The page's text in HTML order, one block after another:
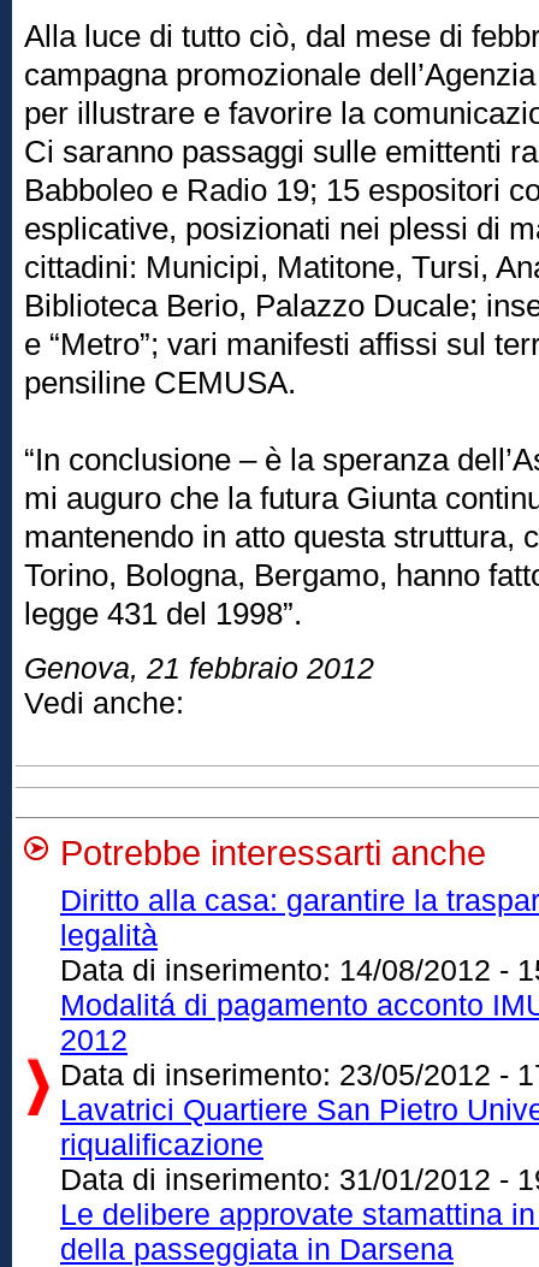
Alla luce di tutto ciò, dal mese di
campagna promozionale
per illustrare e favorire la
Ci saranno passaggi sulle emittenti
Babboleo e Radio 19; 15 espositori
esplicative, posizionati nei plessi di
cittadini: Municipi, Matitone, Tursi,
Biblioteca Berio, Palazzo Ducale;
e “Metro”; vari manifesti affissi sul
pensiline CEMUSA.
“In conclusione – è la speranza
mi auguro che la futura Giunta
mantenendo in atto questa struttura,
Torino, Bologna, Bergamo, hanno
legge 431 del 1998”.
Genova, 21 febbraio 2012
Vedi anche:
Potrebbe interessarti anche
Diritto alla casa: garantire la
legalità
Data di inserimento: 14/08/2012 -
Modalitá di pagamento acconto
2012
Data di inserimento: 23/05/2012 -
Lavatrici Quartiere San Pietro
riqualificazione
Data di inserimento: 31/01/2012 -
Le delibere approvate stamattina
della passeggiata in Darsena